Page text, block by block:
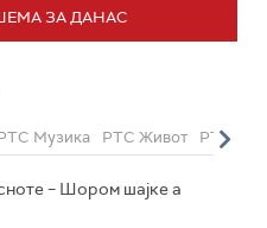
ЗА ДАНАС
Музика РТС Живот РТС
– Шором шајке а